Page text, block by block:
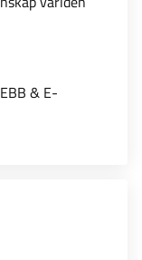
& E-